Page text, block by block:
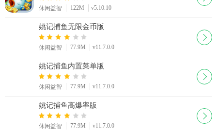
休闲益智 122M v5.10.10
姚记捕鱼无限金币版
休闲益智 77.9M v11.7.0.0
姚记捕鱼内置菜单版
休闲益智 77.9M v11.7.0.0
姚记捕鱼高爆率版
休闲益智 77.9M v11.7.0.0